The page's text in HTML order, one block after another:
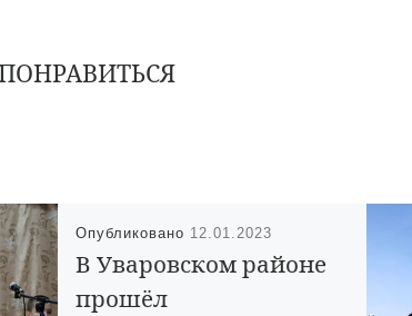
Опубликовано 12.01.2023
В Уваровском районе
прошёл